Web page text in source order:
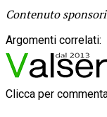
Contenuto
Argomenti correlati:
Clicca per